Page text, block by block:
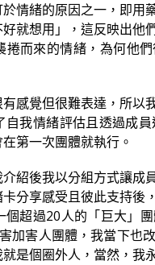
情緒的原因之一，即用
就想用」，這反映出他
捲而來的情緒，為何他
感覺但很難表達，所以
自我情緒評估且透過成
第一次團體就執行。
紹後我以分組方式讓成
分享感受且彼此支持後
個超過20人的「巨大」
加害人團體，我當下也
是個圈外人，當然，我